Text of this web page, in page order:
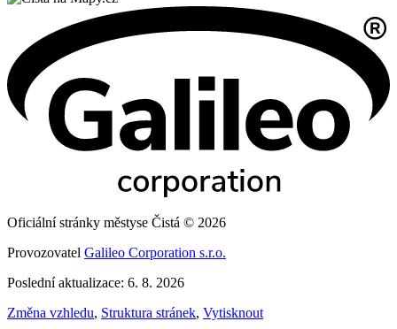
Oficiální stránky městyse Čistá © 2026
Provozovatel Galileo Corporation s.r.o.
Poslední aktualizace: 6. 8. 2026
Změna vzhledu, Struktura stránek, Vytisknout